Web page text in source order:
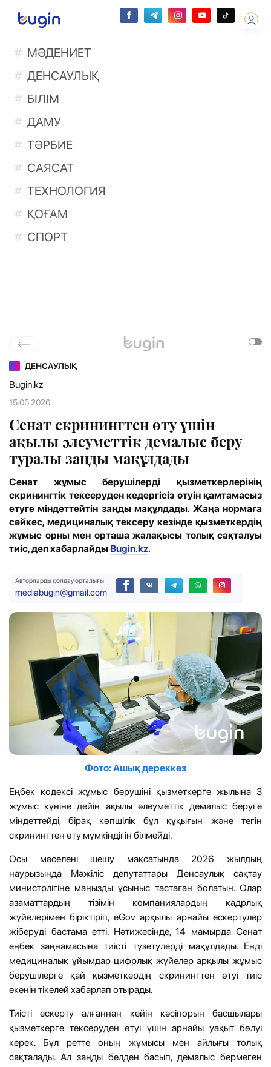
МӘДЕНИЕТ
ДЕНСАУЛЫҚ
БІЛІМ
ДАМУ
ТӘРБИЕ
САЯСАТ
ТЕХНОЛОГИЯ
ҚОҒАМ
СПОРТ
ДЕНСАУЛЫҚ
Bugin.kz
15.05.2026
Сенат скринингтен өту үшін
ақылы әлеуметтік демалыс беру
туралы заңды мақұлдады
Сенат жұмыс берушілерді қызметкерлерінің
скринингтік тексеруден кедергісіз өтуін қамтамасыз
етуге міндеттейтін заңды мақұлдады. Жаңа нормаға
сәйкес, медициналық тексеру кезінде қызметкердің
жұмыс орны мен орташа жалақысы толық сақталуы
тиіс, деп хабарлайды Bugin.kz.
Авторларды қолдау орталығы
mediabugin@gmail.com
Фото: Ашық дереккөз
Еңбек кодексі жұмыс берушіні қызметкерге жылына 3
жұмыс күніне дейін ақылы әлеуметтік демалыс беруге
міндеттейді, бірақ көпшілік бұл құқығын және тегін
скринингтен өту мүмкіндігін білмейді.
Осы мәселені шешу мақсатында 2026 жылдың
наурызында Мәжіліс депутаттары Денсаулық сақтау
министрлігіне маңызды ұсыныс тастаған болатын. Олар
азаматтардың тізімін компаниялардың кадрлық
жүйелерімен біріктіріп, eGov арқылы арнайы ескертулер
жіберуді бастама етті. Нәтижесінде, 14 мамырда Сенат
еңбек заңнамасына тиісті түзетулерді мақұлдады. Енді
медициналық ұйымдар цифрлық жүйелер арқылы жұмыс
берушілерге қай қызметкердің скринингтен өтуі тиіс
екенін тікелей хабарлап отырады.
Тиісті ескерту алғаннан кейін кәсіпорын басшылары
қызметкерге тексеруден өтуі үшін арнайы уақыт бөлуі
керек. Бұл ретте оның жұмысы мен айлығы толық
сақталады. Ал заңды белден басып, демалыс бермеген